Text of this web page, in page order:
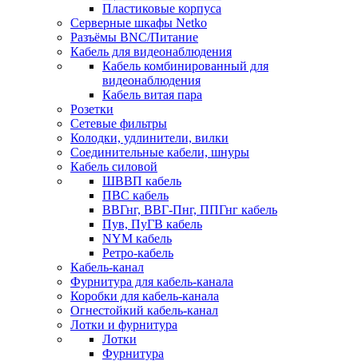
Пластиковые корпуса
Серверные шкафы Netko
Разъёмы BNC/Питание
Кабель для видеонаблюдения
Кабель комбинированный для
видеонаблюдения
Кабель витая пара
Розетки
Сетевые фильтры
Колодки, удлинители, вилки
Соединительные кабели, шнуры
Кабель силовой
ШВВП кабель
ПВС кабель
ВВГнг, ВВГ-Пнг, ППГнг кабель
Пув, ПуГВ кабель
NYM кабель
Ретро-кабель
Кабель-канал
Фурнитура для кабель-канала
Коробки для кабель-канала
Огнестойкий кабель-канал
Лотки и фурнитура
Лотки
Фурнитура